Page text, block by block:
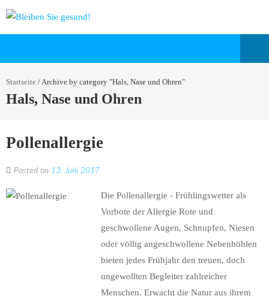
Startseite /Archive by category "Hals, Nase und Ohren"
Hals, Nase und Ohren
Pollenallergie
Posted on 13. Juni 2017
Die Pollenallergie - Frühlingswetter als
Vorbote der Allergie Rote und
geschwollene Augen, Schnupfen, Niesen
oder völlig angeschwollene Nebenhöhlen
bieten jedes Frühjahr den treuen, doch
ungewollten Begleiter zahlreicher
Menschen. Erwacht die Natur aus ihrem